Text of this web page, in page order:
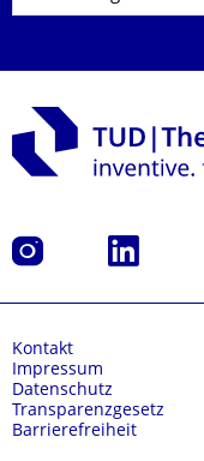
Instagram LinkedIn
Kontakt
Impressum
Datenschutz
Transparenzgesetz
Barrierefreiheit